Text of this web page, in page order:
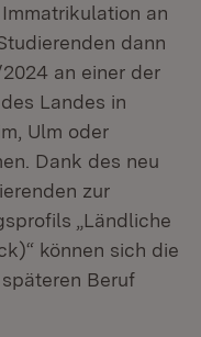
an
dann
an einer der
Landes in
Ulm oder
Dank des neu
zur
„Ländliche
können sich die
Beruf